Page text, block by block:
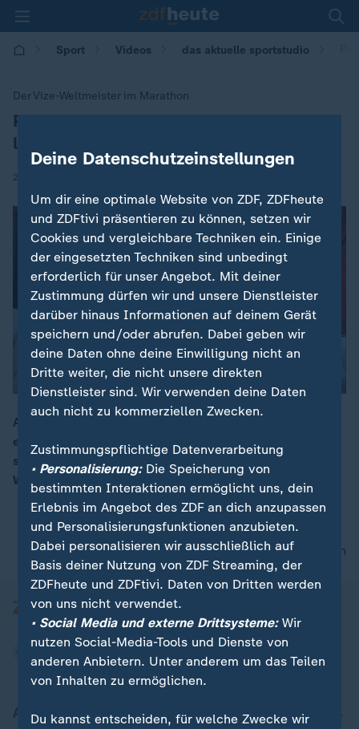
Sport Videos das aktuelle sportstudio
Der Vize-Weltmeister im Marathon
:Petros: "Hat geholfen, ohne Uhr zu
laufen"
20.09.2025 | 22:30
Amanal Petros hat mit WM-Silber im Marathon für eine
echte Überraschung gesorgt. Im sportstudio verrät er
seine Erfolgsgeheimnisse und spricht über seinen
Werdegang.
nach oben
Aktuell bei ZDFheute
Deine Datenschutzeinstellungen
Um dir eine optimale Website von ZDF, ZDFheute
und ZDFtivi präsentieren zu können, setzen wir
Cookies und vergleichbare Techniken ein. Einige
der eingesetzten Techniken sind unbedingt
erforderlich für unser Angebot. Mit deiner
Zustimmung dürfen wir und unsere Dienstleister
darüber hinaus Informationen auf deinem Gerät
speichern und/oder abrufen. Dabei geben wir
deine Daten ohne deine Einwilligung nicht an
Dritte weiter, die nicht unsere direkten
Dienstleister sind. Wir verwenden deine Daten
auch nicht zu kommerziellen Zwecken.
Zustimmungspflichtige Datenverarbeitung
• Personalisierung:Die Speicherung von
bestimmten Interaktionen ermöglicht uns, dein
Erlebnis im Angebot des ZDF an dich anzupassen
und Personalisierungsfunktionen anzubieten.
Dabei personalisieren wir ausschließlich auf
Basis deiner Nutzung von ZDF Streaming, der
ZDFheute und ZDFtivi. Daten von Dritten werden
von uns nicht verwendet.
• Social Media und externe Drittsysteme:Wir
nutzen Social-Media-Tools und Dienste von
anderen Anbietern. Unter anderem um das Teilen
von Inhalten zu ermöglichen.
Du kannst entscheiden, für welche Zwecke wir